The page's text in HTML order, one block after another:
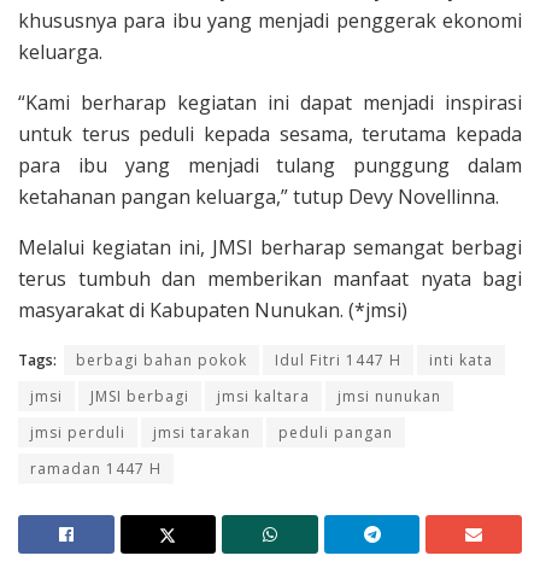
khususnya para ibu yang menjadi penggerak ekonomi
keluarga.
“Kami berharap kegiatan ini dapat menjadi inspirasi
untuk terus peduli kepada sesama, terutama kepada
para ibu yang menjadi tulang punggung dalam
ketahanan pangan keluarga,” tutup Devy Novellinna.
Melalui kegiatan ini, JMSI berharap semangat berbagi
terus tumbuh dan memberikan manfaat nyata bagi
masyarakat di Kabupaten Nunukan. (*jmsi)
Tags: berbagi bahan pokok Idul Fitri 1447 H
inti kata
jmsi
JMSI berbagi jmsi kaltara
jmsi nunukan
jmsi perduli
jmsi tarakan
peduli pangan
ramadan 1447 H